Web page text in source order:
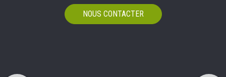
NOUS CONTACTER